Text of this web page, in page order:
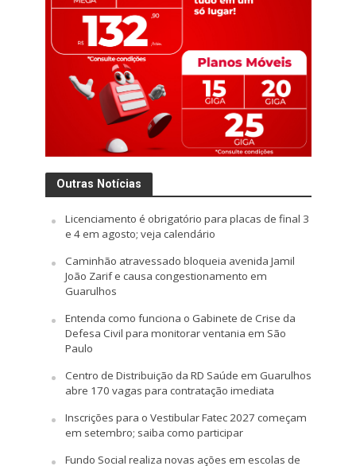
Outras Notícias
Licenciamento é obrigatório para placas de final 3
e 4 em agosto; veja calendário
Caminhão atravessado bloqueia avenida Jamil
João Zarif e causa congestionamento em
Guarulhos
Entenda como funciona o Gabinete de Crise da
Defesa Civil para monitorar ventania em São
Paulo
Centro de Distribuição da RD Saúde em Guarulhos
abre 170 vagas para contratação imediata
Inscrições para o Vestibular Fatec 2027 começam
em setembro; saiba como participar
Fundo Social realiza novas ações em escolas de